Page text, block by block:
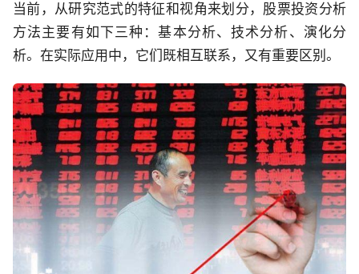
当前，从研究范式的特征和视角来划分，股票投资分析
方法主要有如下三种：基本分析、技术分析、演化分
析。在实际应用中，它们既相互联系，又有重要区别。